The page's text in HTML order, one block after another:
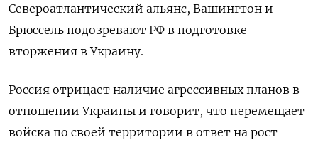
Североатлантический альянс, Вашингтон и
Брюссель подозревают РФ в подготовке
вторжения в Украину.
Россия отрицает наличие агрессивных планов в
отношении Украины и говорит, что перемещает
войска по своей территории в ответ на рост